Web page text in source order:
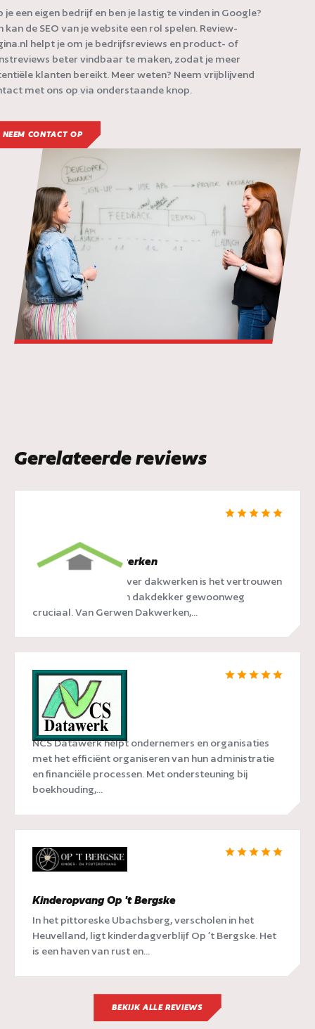
je een eigen bedrijf en ben je lastig te vinden in Google?
kan de SEO van je website een rol spelen. Review-
helpt je om je bedrijfsreviews en product- of
beter vindbaar te maken, zodat je meer
klanten bereikt. Meer weten? Neem vrijblijvend
met ons op via onderstaande knop.
NEEM CONTACT OP
Gerelateerde reviews
van Gerwen Dakwerken
Als we het hebben over dakwerken is het vertrouwen
dat je plaatst op een dakdekker gewoonweg
cruciaal. Van Gerwen Dakwerken,...
NCS Datawerk
NCS Datawerk helpt ondernemers en organisaties
met het efficiënt organiseren van hun administratie
en financiële processen. Met ondersteuning bij
boekhouding,...
Kinderopvang Op 't Bergske
In het pittoreske Ubachsberg, verscholen in het
Heuvelland, ligt kinderdagverblijf Op ’t Bergske. Het
is een haven van rust en...
BEKIJK ALLE REVIEWS